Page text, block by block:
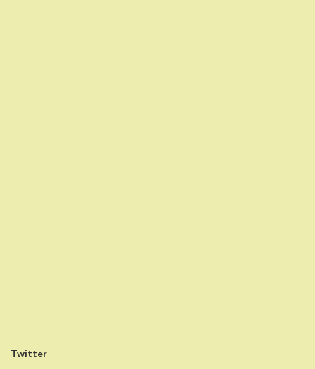
Twitter